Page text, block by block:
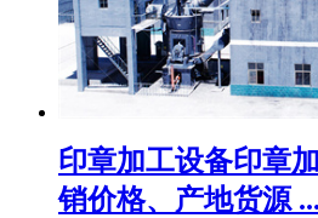
印章加工设备印章
销价格、产地货源 ...